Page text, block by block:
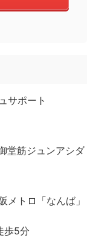
サポート
堂筋ジュンアシダ
トロ「なんば」
歩5分